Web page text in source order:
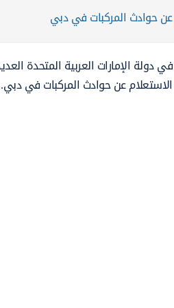
عن حوادث المركبات في دبي
دولة الإمارات العربية المتحدة
عن حوادث المركبات في دبي.